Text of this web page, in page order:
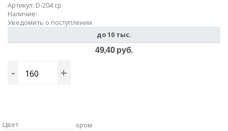
Артикул: D-204 cp
Наличие:
Уведомить о поступлении
до 10 тыс.
49,40 руб.
- +
Цвет
хром